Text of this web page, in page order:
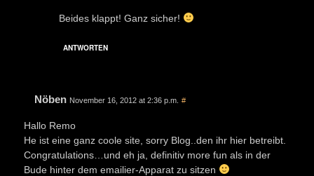
Beides klappt! Ganz sicher!
ANTWORTEN
Nöben November 16, 2012 at 2:36 p.m. #
Hallo Remo
He ist eine ganz coole site, sorry Blog..den ihr hier betreibt.
Congratulations…und eh ja, definitiv more fun als in der
Bude hinter dem emailier-Apparat zu sitzen